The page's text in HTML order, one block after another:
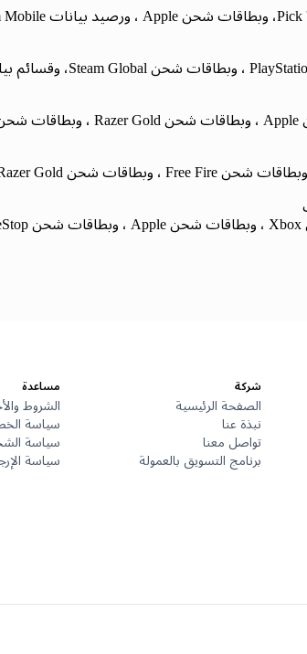
شركة
الصفحة الرئيسية
نبذة عنا
تواصل معنا
برنامج التسويق بالعمولة
مساعدة
الشروط
سياسة
سياسة
سياسة